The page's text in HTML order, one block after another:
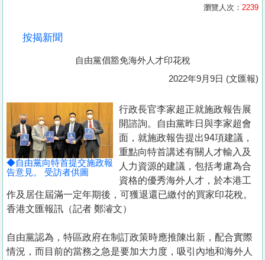
置
業
手
冊
關
於
們
瀏覽人次： 2239
按揭新聞
自由黨倡豁免海外人才印花稅
2022年9月9日 (文匯報)
◆自由黨向特首提交施政報
告意見。 受訪者供圖
行政長官李家超正就施政報告展
開諮詢。自由黨昨日與李家超會
面，就施政報告提出94項建議，
重點向特首講述有關人才輸入及
人力資源的建議，包括考慮為合
資格的優秀海外人才，於本港工
作及居住屆滿一定年期後，可獲退還已繳付的買家印花稅。
香港文匯報訊（記者 鄭濬文）
自由黨認為，特區政府在制訂政策時應推陳出新，配合實際
情況，而目前的當務之急是要加大力度，吸引內地和海外人